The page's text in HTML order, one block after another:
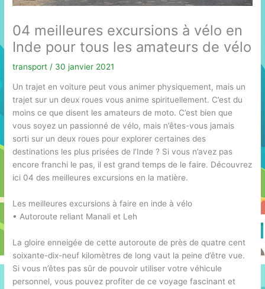
04 meilleures excursions à vélo en
Inde pour tous les amateurs de vélo
transport / 30 janvier 2021
Un trajet en voiture peut vous animer physiquement, mais un
trajet sur un deux roues vous anime spirituellement. C’est du
moins ce que disent les amateurs de moto. C’est bien que
vous soyez un passionné de vélo, mais n’êtes-vous jamais
sorti sur un deux roues pour explorer certaines des
destinations les plus prisées de l’Inde ? Si vous n’avez pas
encore franchi le pas, il est grand temps de le faire. Découvrez
ici 04 des meilleures excursions en la matière.
Les meilleures excursions à faire en inde à vélo
• Autoroute reliant Manali et Leh
La gloire enneigée de cette autoroute de près de quatre cent
soixante-dix-neuf kilomètres de long vaut la peine d’être vue.
Si vous n’êtes pas sûr de pouvoir utiliser votre véhicule
personnel, vous pouvez profiter de ce voyage fascinant et